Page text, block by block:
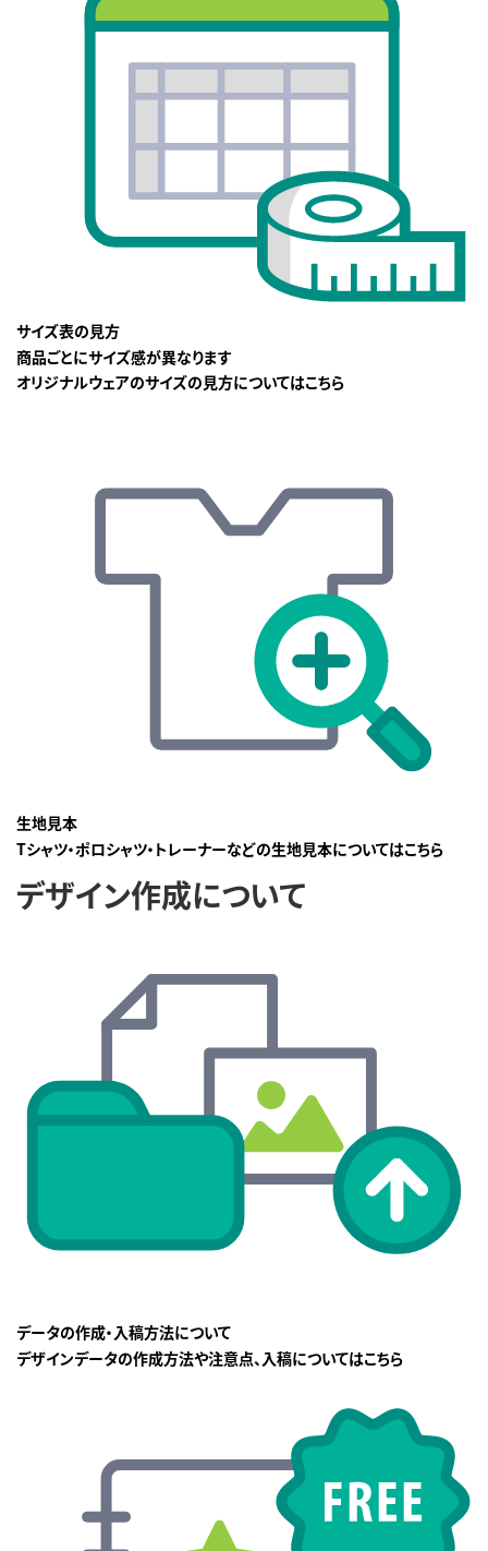
サイズ表の見方
商品ごとにサイズ感が異なります
オリジナルウェアのサイズの見方についてはこちら
生地見本
Tシャツ・ポロシャツ・トレーナーなどの生地見本についてはこちら
デザイン作成について
データの作成・入稿方法について
デザインデータの作成方法や注意点、入稿についてはこちら